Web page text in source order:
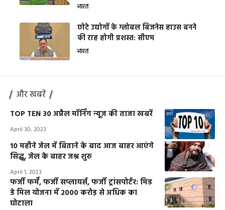
भारत
छोटे उद्योगों के ग्लोबल बिजनेस हाउस बनने
की राह होगी प्रशस्त: सीएम
भारत
और खबरें
TOP TEN 30 अप्रैल मॉर्निंग न्यूज़ की ताजा खबरें
April 30, 2023
10 महीने जेल में बिताने के बाद आज बाहर आएंगे
सिद्धू, जेल के बाहर जश्न शुरु
April 1, 2023
फर्जी फर्में, फर्जी सप्लायर्स, फर्जी ट्रांसपोर्टर: मिड
डे मिल योजना में 2000 करोड़ से अधिक का
घोटाला